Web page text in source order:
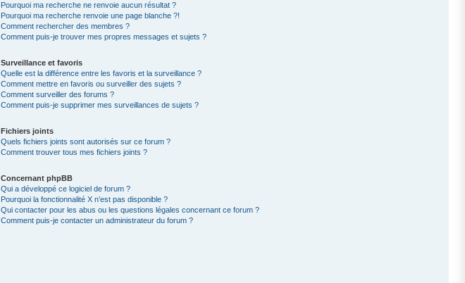
Pourquoi ma recherche ne renvoie aucun résultat ?
Pourquoi ma recherche renvoie une page blanche ?!
Comment rechercher des membres ?
Comment puis-je trouver mes propres messages et sujets ?
Surveillance et favoris
Quelle est la différence entre les favoris et la surveillance ?
Comment mettre en favoris ou surveiller des sujets ?
Comment surveiller des forums ?
Comment puis-je supprimer mes surveillances de sujets ?
Fichiers joints
Quels fichiers joints sont autorisés sur ce forum ?
Comment trouver tous mes fichiers joints ?
Concernant phpBB
Qui a développé ce logiciel de forum ?
Pourquoi la fonctionnalité X n’est pas disponible ?
Qui contacter pour les abus ou les questions légales concernant ce forum ?
Comment puis-je contacter un administrateur du forum ?